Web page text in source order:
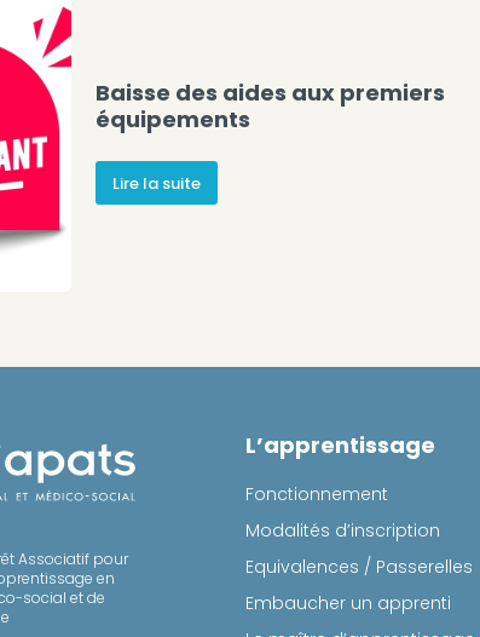
Baisse des aides aux premiers
équipements
Lire la suite
Associatif pour
en
social et de
L’apprentissage
Fonctionnement
Modalités d’inscription
Equivalences / Passerelles
Embaucher un apprenti